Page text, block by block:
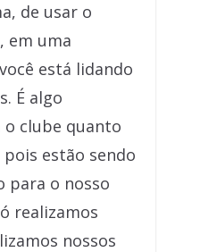
de usar o
em uma
está lidando
É algo
clube quanto
estão sendo
para o nosso
realizamos
nossos